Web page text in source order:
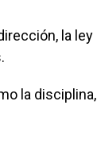
la ley
la disciplina,